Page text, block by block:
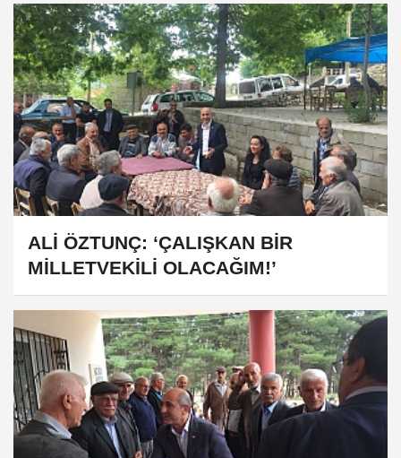
ALİ ÖZTUNÇ: ‘ÇALIŞKAN BİR
MİLLETVEKİLİ OLACAĞIM!’